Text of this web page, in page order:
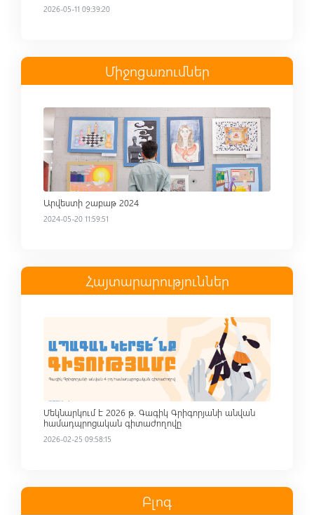
2026-05-11 09:39:20
Միջոցառումներ
Read more
Արվեստի շաբաթ 2024
2024-05-20 11:59:51
Հայտարարություններ
Մեկնարկում է 2026 թ. Գագիկ Գրիգորյանի անվան
համադպրոցական գիտաժողովը
2026-02-25 09:58:15
Բլոգ